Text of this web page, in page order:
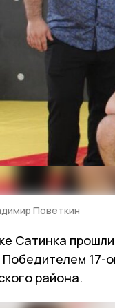
Поветкин
Сатинка
17-
района.